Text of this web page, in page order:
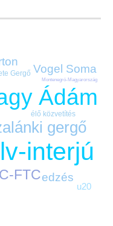
interjú
Ádám
gergő
FTCedzés
Vogel Soma
u20
Gergő
élő közvetítés
Montenegró-Magyarország